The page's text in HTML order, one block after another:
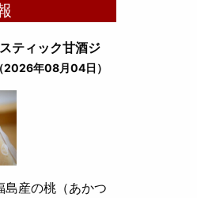
ティック甘酒ジ
（2026年08月04日）
島産の桃（あかつ